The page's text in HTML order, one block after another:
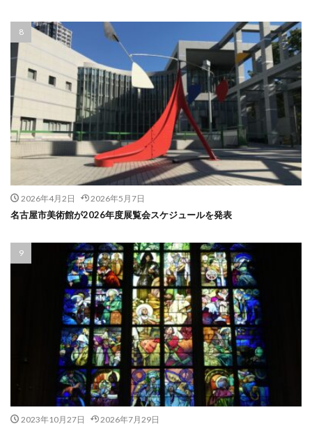
2026年4月2日 2026年5月7日
名古屋市美術館が2026年度展覧会スケジュールを発表
2023年10月27日 2026年7月29日